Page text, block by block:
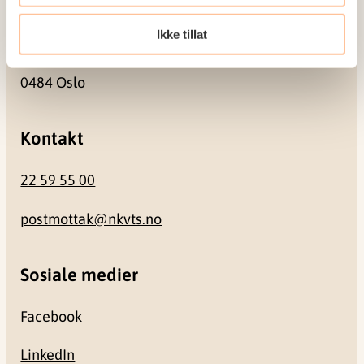
Ikke tillat
Besøksadresse
Gullhaugveien 1-3
0484 Oslo
Kontakt
22 59 55 00
postmottak@nkvts.no
Sosiale medier
Facebook
LinkedIn